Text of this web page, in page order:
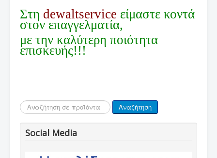
Στη dewaltservice είμαστε κοντά
στον επαγγελματία,
με την καλύτερη ποιότητα
επισκευής!!!
Αναζήτηση... Αναζήτηση
Social Media